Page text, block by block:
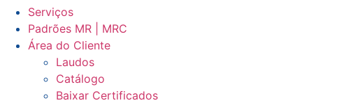
Serviços
Padrões MR | MRC
Área do Cliente
Laudos
Catálogo
Baixar Certificados